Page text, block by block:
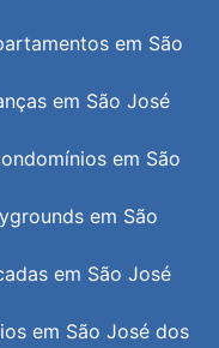
em São
em São José
em São
em São
em São José
em São José dos